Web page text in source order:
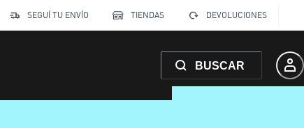
SEGUÍ TU ENVÍO
TIENDAS DEVOLUCIONES
BUSCAR